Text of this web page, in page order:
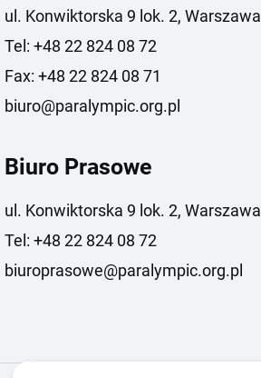
ul. Konwiktorska 9 lok. 2, Warszawa
Tel: +48 22 824 08 72
Fax: +48 22 824 08 71
biuro@paralympic.org.pl
Biuro Prasowe
ul. Konwiktorska 9 lok. 2, Warszawa
Tel: +48 22 824 08 72
biuroprasowe@paralympic.org.pl